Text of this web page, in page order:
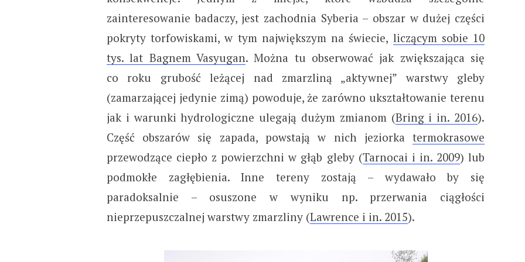
zainteresowanie badaczy, jest zachodnia Syberia – obszar w dużej części
pokryty torfowiskami, w tym największym na świecie, liczącym sobie 10
tys. lat Bagnem Vasyugan. Można tu obserwować jak zwiększająca się
co roku grubość leżącej nad zmarzliną „aktywnej” warstwy gleby
(zamarzającej jedynie zimą) powoduje, że zarówno ukształtowanie terenu
jak i warunki hydrologiczne ulegają dużym zmianom (Bring i in. 2016).
Część obszarów się zapada, powstają w nich jeziorkatermokrasowe
przewodzące ciepło z powierzchni w głąb gleby (Tarnocai i in. 2009) lub
podmokłe zagłębienia. Inne tereny zostają – wydawało by się
paradoksalnie – osuszone w wyniku np. przerwania ciągłości
nieprzepuszczalnej warstwy zmarzliny (Lawrence i in. 2015).